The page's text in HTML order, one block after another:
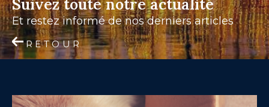
Suivez toute notre actualité
et restez informé de nos derniers articles
RETOUR